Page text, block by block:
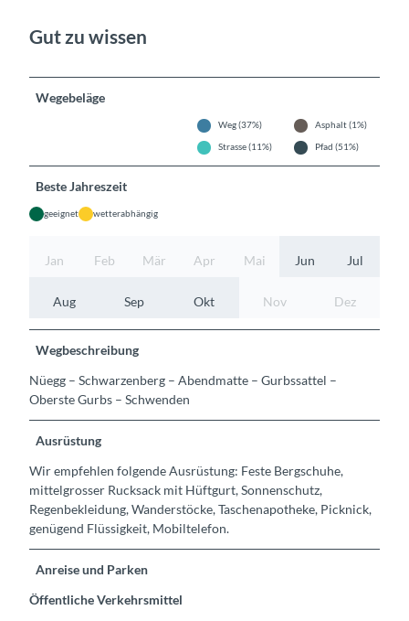
Gut zu wissen
Wegebeläge
Weg (37%)
Asphalt (1%)
Strasse (11%)
Pfad (51%)
Beste Jahreszeit
geeignet wetterabhängig
Jan Feb Mär Apr Mai Jun Jul
Aug Sep Okt Nov Dez
Wegbeschreibung
Nüegg – Schwarzenberg – Abendmatte – Gurbssattel –
Oberste Gurbs – Schwenden
Ausrüstung
Wir empfehlen folgende Ausrüstung: Feste Bergschuhe,
mittelgrosser Rucksack mit Hüftgurt, Sonnenschutz,
Regenbekleidung, Wanderstöcke, Taschenapotheke, Picknick,
genügend Flüssigkeit, Mobiltelefon.
Anreise und Parken
Öffentliche Verkehrsmittel